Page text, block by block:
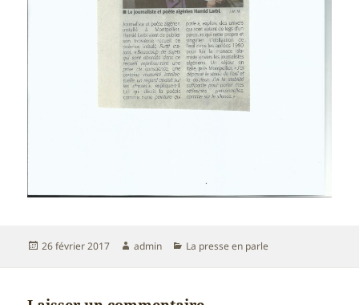
Publié
26 février 2017 Auteur
admin Catégories
La presse en parle